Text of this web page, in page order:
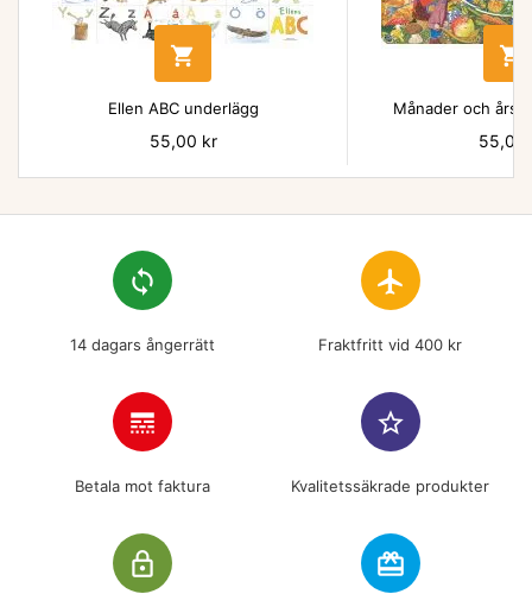

Ellen ABC underlägg
Pris
55,00 kr

Månader och
Pris
55,00
loop
14 dagars ångerrätt
flight
Fraktfritt vid 400 kr
line_style
Betala mot faktura
star_border
Kvalitetssäkrade produkter
lock_outline redeem